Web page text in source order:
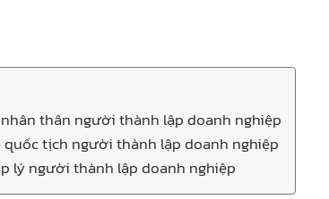
thân người thành lập doanh nghiệp
quốc tịch người thành lập doanh nghiệp
lý người thành lập doanh nghiệp